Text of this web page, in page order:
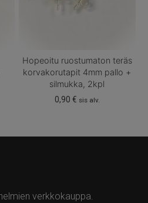
Hopeoitu ruostumaton teräs
korvakorutapit 4mm pallo +
silmukka, 2kpl
0,90 € sis alv.
verkkokauppa.